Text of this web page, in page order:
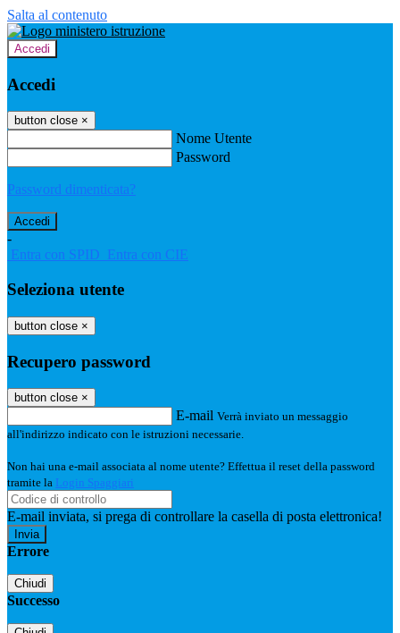
Salta al contenuto
Accedi
Accedi
button close ×
Nome Utente
Password
Password dimenticata?
-
Entra con SPID Entra con CIE
Seleziona utente
button close ×
Recupero password
button close ×
E-mail Verrà inviato un messaggio
all'indirizzo indicato con le istruzioni necessarie.
Non hai una e-mail associata al nome utente? Effettua il reset della password
tramite la Login Spaggiari
E-mail inviata, si prega di controllare la casella di posta elettronica!
Errore
Chiudi
Successo